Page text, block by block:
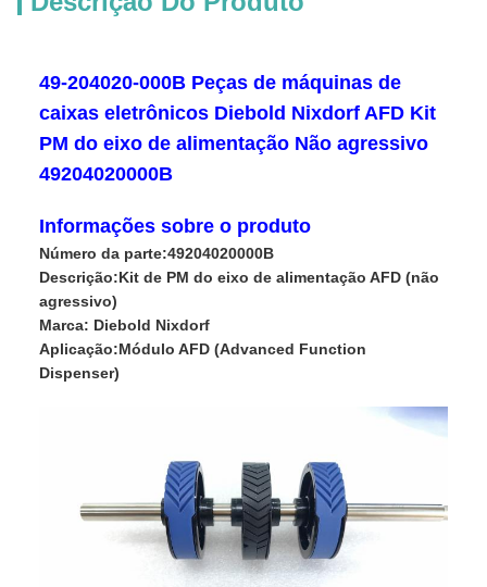
49-204020-000B Peças de máquinas de
caixas eletrônicos Diebold Nixdorf AFD Kit
PM do eixo de alimentação Não agressivo
49204020000B
Informações sobre o produto
Número da parte:49204020000B
Descrição:Kit de PM do eixo de alimentação AFD (não
agressivo)
Marca: Diebold Nixdorf
Aplicação:Módulo AFD (Advanced Function
Dispenser)